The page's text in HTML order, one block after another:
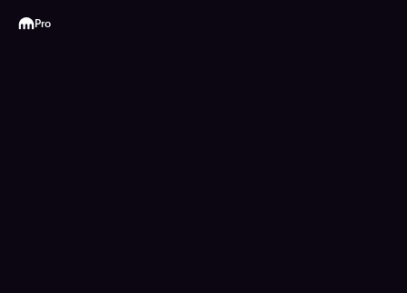
Kraken
Pro